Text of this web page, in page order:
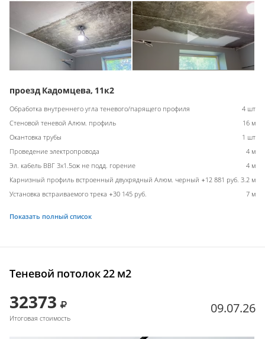
проезд Кадомцева, 11к2
Обработка внутреннего угла теневого/парящего профиля
4 шт
Стеновой теневой Алюм. профиль
16 м
Окантовка трубы
1 шт
Проведение электропровода
4 м
Эл. кабель ВВГ 3х1.5ож не подд. горение
4 м
Карнизный профиль встроенный двухрядный Алюм. черный +12 881 руб. 3.2 м
Установка встраиваемого трека +30 145 руб.
7 м
Показать полный список
Теневой потолок 22 м2
32373
Итоговая стоимость
09.07.26